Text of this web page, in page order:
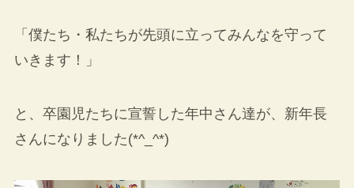
「僕たち・私たちが先頭に立ってみんなを守って
いきます！」
と、卒園児たちに宣誓した年中さん達が、新年長
さんになりました(*^_^*)